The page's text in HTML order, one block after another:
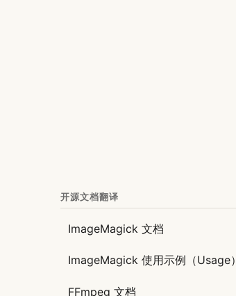
开源文档翻译
ImageMagick 文档
ImageMagick 使用示例（Usage）
FFmpeg 文档